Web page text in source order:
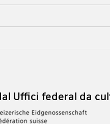
Uffici federal da